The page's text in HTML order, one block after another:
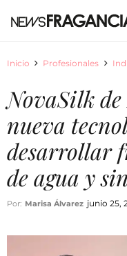
Inicio Profesionales
NovaSilk
nueva
desarrollar
de agua y
Por: Marisa Álvarez junio 25,